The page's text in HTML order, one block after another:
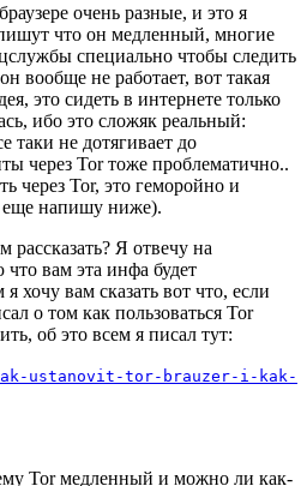
очень разные, и это я
что он медленный, многие
специально чтобы следить
вообще не работает, вот такая
это сидеть в интернете только
ибо это сложяк реальный:
таки не дотягивает до
через Tor тоже проблематично..
через Tor, это геморойно и
еще напишу ниже).
рассказать? Я отвечу на
вам эта инфа будет
хочу вам сказать вот что, если
о том как пользоваться Tor
об это всем я писал тут:
ustanovit-tor-brauzer-i-kak-
Tor медленный и можно ли как-